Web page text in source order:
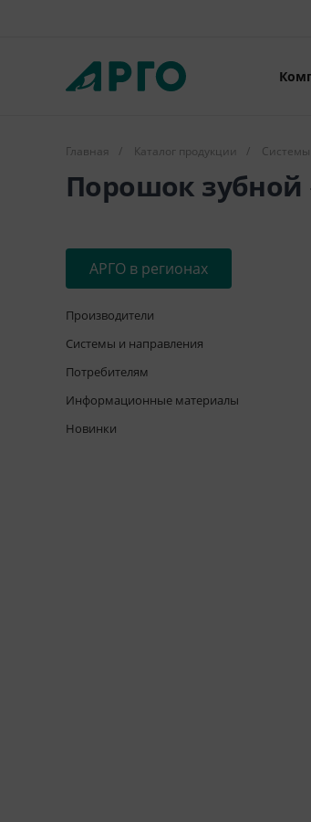
Главная / Каталог продукции /
Порошок
АРГО в регионах
Производители
Системы и направления
Потребителям
Информационные материалы
Новинки